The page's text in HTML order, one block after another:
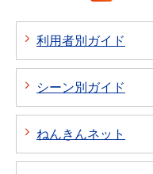
利用者別ガイド
シーン別ガイド
ねんきんネット